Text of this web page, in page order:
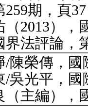
259期，頁37
（2013），
界法評論，
/陳榮傳，
/吳光平，國
（主編），